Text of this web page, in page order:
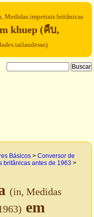
Medidas imperiais britânicas
khuep (คืบ,
tailandesas)
Básicos > Conversor de
britânicas antes de 1963 >
(in, Medidas
em